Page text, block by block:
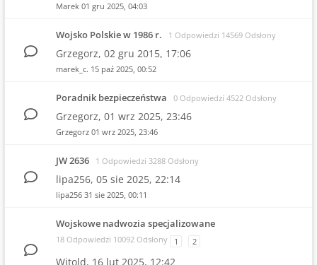
Marek 01 gru 2025, 04:03
Wojsko Polskie w 1986 r. 1 Odpowiedzi 14569 Odsłony
Grzegorz, 02 gru 2015, 17:06
marek_c. 15 paź 2025, 00:52
Poradnik bezpieczeństwa 0 Odpowiedzi 4522 Odsłony
Grzegorz, 01 wrz 2025, 23:46
Grzegorz 01 wrz 2025, 23:46
JW 2636 1 Odpowiedzi 3288 Odsłony
lipa256, 05 sie 2025, 22:14
lipa256 31 sie 2025, 00:11
Wojskowe nadwozia specjalizowane
18 Odpowiedzi 10092 Odsłony 1 2
Witold, 16 lut 2025, 12:42